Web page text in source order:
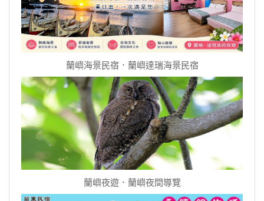
蘭嶼海景民宿．蘭嶼達瑞海景民宿
蘭嶼夜遊．蘭嶼夜間導覽